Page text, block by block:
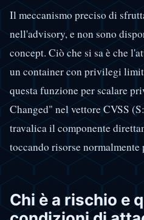
Il meccanismo preciso di
nell'advisory, e non sono
concept. Ciò che si sa è che
un container con privilegi
questa funzione per scalare
Changed" nel vettore CVSS
travalica il componente
toccando risorse
Chi è a rischio e